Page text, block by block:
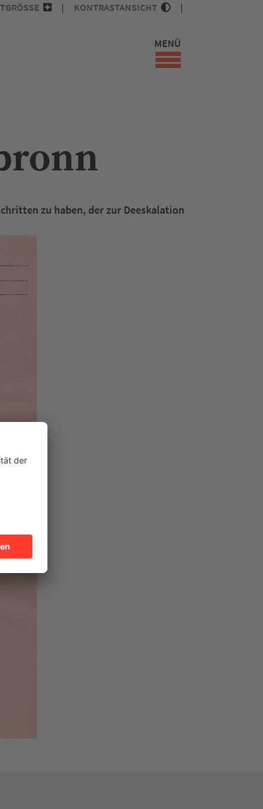
KONTRASTANSICHT
MENÜ
zu haben, der zur Deeskalation